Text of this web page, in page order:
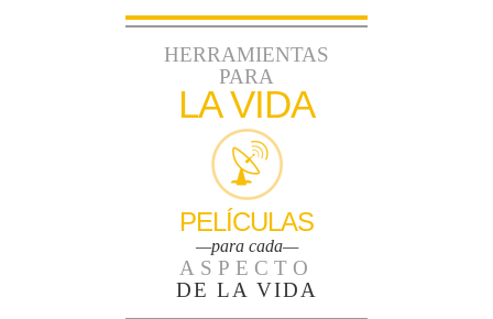
HERRAMIENTAS
PARA
LA VIDA
PELÍCULAS
—para cada—
ASPECTO
DE LA VIDA